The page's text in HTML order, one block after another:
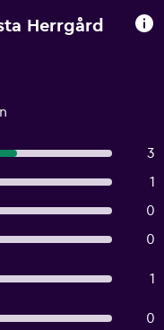
Herrgård
3
1
0
0
1
0